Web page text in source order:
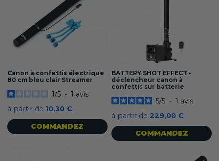
Canon à confettis électrique
80 cm bleu clair Streamer
1/5 - 1 avis
à partir de 10,30 €
COMMANDEZ
BATTERY SHOT EFFECT -
déclencheur canon à
confettis sur batterie
5/5 - 1 avis
à partir de 229,00 €
COMMANDEZ